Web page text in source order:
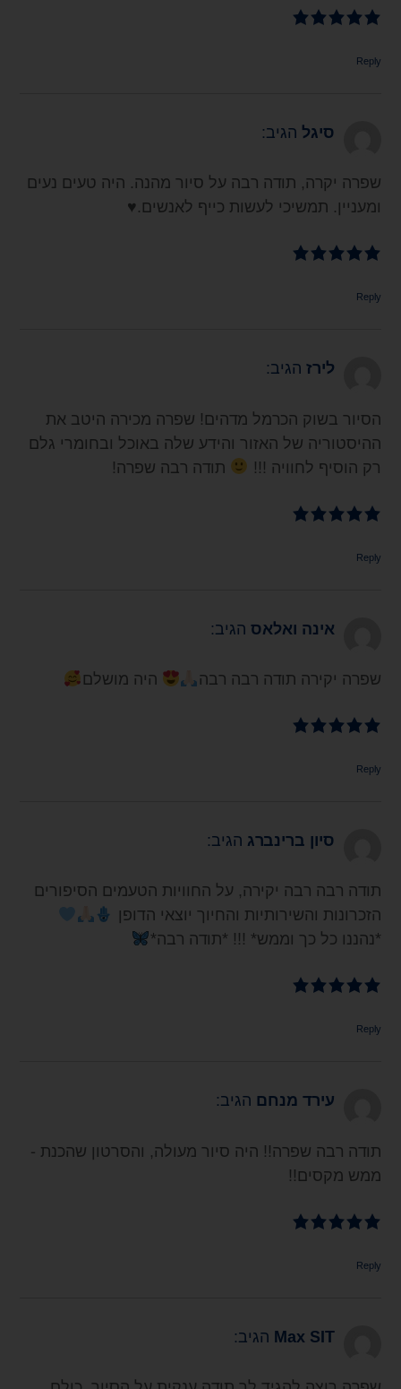
Reply
סיגל הגיב:
שפרה יקרה, תודה רבה על סיור מהנה. היה טעים נעים
ומעניין. תמשיכי לעשות כייף לאנשים.♥️
Reply
לירז הגיב:
הסיור בשוק הכרמל מדהים! שפרה מכירה היטב את
ההיסטוריה של האזור והידע שלה באוכל ובחומרי גלם
רק הוסיף לחוויה !!!
תודה רבה שפרה!
Reply
אינה ואלאס הגיב:
שפרה יקירה תודה רבה רבה היה מושלם
Reply
סיון ברינברג הגיב:
תודה רבה רבה יקירה, על החוויות הטעמים הסיפורים
הזכרונות והשירותיות והחיוך יוצאי הדופן
*נהננו כל כך וממש* !!! *תודה רבה*
Reply
עירד מנחם הגיב:
תודה רבה שפרה!! היה סיור מעולה, והסרטון שהכנת -
ממש מקסים!!
Reply
Max SIT הגיב: